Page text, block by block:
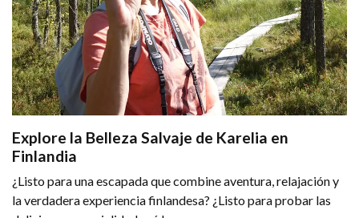
Explore la Belleza Salvaje de Karelia en
Finlandia
¿Listo para una escapada que combine aventura, relajación y
la verdadera experiencia finlandesa? ¿Listo para probar las